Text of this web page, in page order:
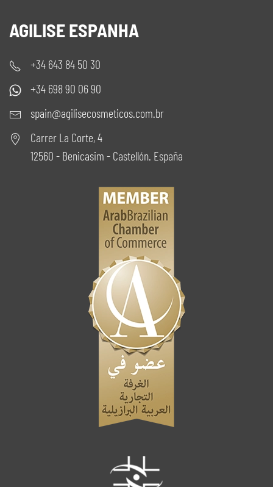
AGILISE ESPANHA
+34 643 84 50 30
+34 698 90 06 90
spain@agilisecosmeticos.com.br
Carrer La Corte, 4
12560 - Benicasim - Castellón. España